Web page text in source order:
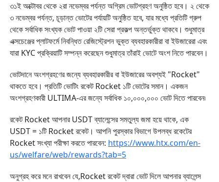
৩১ই অক্টোবর থেকে ২রা নভেম্বর পর্যন্ত অগ্রিম ভোটগ্রহণ অনুষ্ঠিত হবে। ২ থেকে
৩ নভেম্বর পর্যন্ত, চূড়ান্ত ভোটের পর্যায়টি অনুষ্ঠিত হবে, যার মধ্যে প্রতিটি গ্রুপ
থেকে সর্বাধিক সংখ্যক ভোট পাওয়া ২টি সেরা প্রকল্প অন্তর্ভুক্ত থাকবে। শুধুমাত্র
এক্সচেঞ্জের প্লাটফর্মে নিবন্ধিত রেজিস্ট্রেশন ভুক্ত ব্যবহারকারীরা বা ইউজারেরা এবং
যারা KYC প্রক্রিয়াটি সম্পন্ন করেছেন শুধুমাত্র তাঁরাই ভোটে অংশ নিতে পারবেন।
ভোটদানে অংশগ্রহণের জন্যে ব্যবহারকারীর বা ইউজারের অবশ্যই "Rocket"
থাকতে হবে। প্রতিটি ভোটিং রকেটRocket ১টি ভোটের সমান। একজন
অংশগ্রহণকারী ULTIMA-এর জন্যে সর্বাধিক ১০,০০০,০০০ ভোট দিতে পারবেন৷
রকেটRocketআপনার USDT ব্যালেন্সের সমতুল্য জমা হয়ে থাকে, এক
USDT = ১টিRocketরকেট। আপনি পুরস্কার বিভাগে উপলব্ধ রকেটের
Rocketসংখ্যা পরীক্ষা করতে পারবেন: https://www.htx.com/en-
us/welfare/web/rewards?tab=5
অনুগ্রহ করে মনে রাখবেন যে,Rocketরকেট দ্বারা ভোট দিলে আপনার ব্যালেন্স